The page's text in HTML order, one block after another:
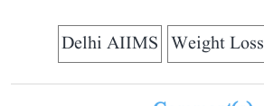
Weight Loss
Delhi AIIMS